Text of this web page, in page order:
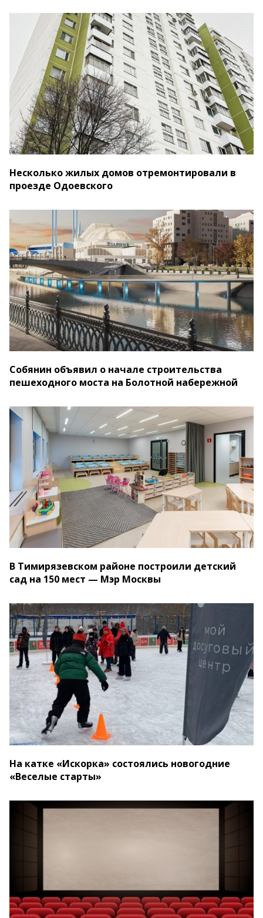
Несколько жилых домов отремонтировали в
проезде Одоевского
Собянин объявил о начале строительства
пешеходного моста на Болотной набережной
В Тимирязевском районе построили детский
сад на 150 мест — Мэр Москвы
На катке «Искорка» состоялись новогодние
«Веселые старты»